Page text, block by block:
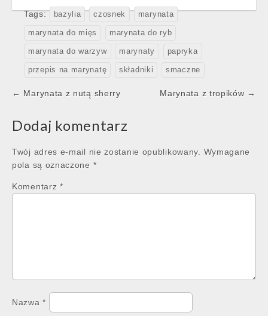
Tags: bazylia czosnek marynata
marynata do mięs marynata do ryb
marynata do warzyw marynaty papryka
przepis na marynatę składniki smaczne
Post
← Marynata z nutą sherry Marynata z tropików →
Dodaj komentarz
Twój adres e-mail nie zostanie opublikowany.
Wymagane
pola są oznaczone *
Komentarz *
Nazwa*